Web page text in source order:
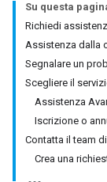
Su questa
Richiedi
Assistenza dalla
Segnalare un
Scegliere il
Assistenza
Iscrizione o
Contatta il team
Crea una